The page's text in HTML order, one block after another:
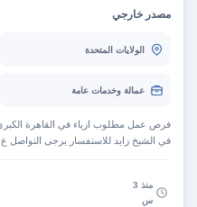
مصدر خارجي
الولايات المتحدة
عمالة وخدمات عامة
فرص عمل مطلوب ازياء في القاهرة
في الشيخ زايد للاستفسار يرجى التواصل ع
منذ 3
س